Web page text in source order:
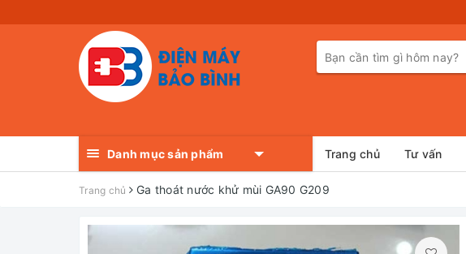
Danh mục sản phẩm Trang chủ Tư vấn
Trang chủ Ga thoát nước khử mùi GA90 G209